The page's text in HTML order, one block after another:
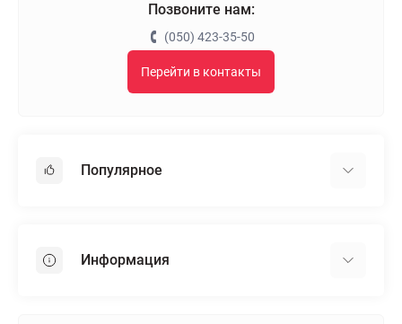
Позвоните нам:
(050) 423-35-50
Перейти в контакты
Популярное
Пенопласт
Информация